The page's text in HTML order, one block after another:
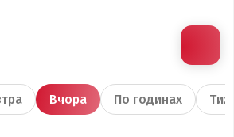
Вчора По годинах